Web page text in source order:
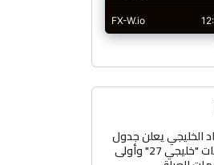
الخليجي يعلن جدول
مباريات "خليجي 27" وأولى